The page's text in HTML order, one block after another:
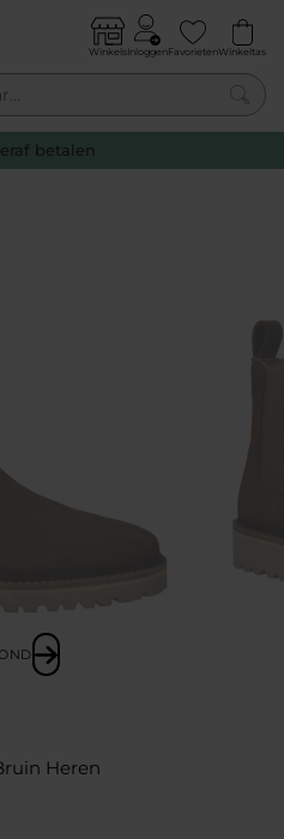
WinkelsInloggenFavorietenWinkeltas
0
retourneren
Heren